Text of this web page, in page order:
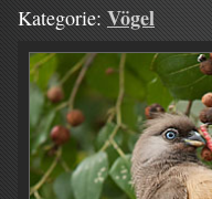
Kategorie: Vögel